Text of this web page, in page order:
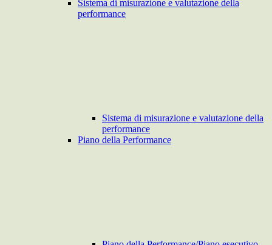
Sistema di misurazione e valutazione della
performance
Sistema di misurazione e valutazione della
performance
Piano della Performance